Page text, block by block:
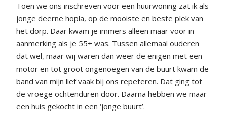
Toen we ons inschreven voor een huurwoning zat ik als
jonge deerne hopla, op de mooiste en beste plek van
het dorp. Daar kwam je immers alleen maar voor in
aanmerking als je 55+ was. Tussen allemaal ouderen
dat wel, maar wij waren dan weer de enigen met een
motor en tot groot ongenoegen van de buurt kwam de
band van mijn lief vaak bij ons repeteren. Dat ging tot
de vroege ochtenduren door. Daarna hebben we maar
een huis gekocht in een ‘jonge buurt’.